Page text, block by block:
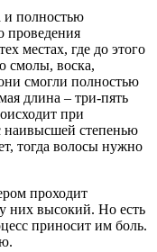
и полностью
проведения
местах, где до этого
смолы, воска,
смогли полностью
длина – три-пять
при
степенью
тогда волосы нужно
проходит
них высокий. Но есть
приносит им боль.